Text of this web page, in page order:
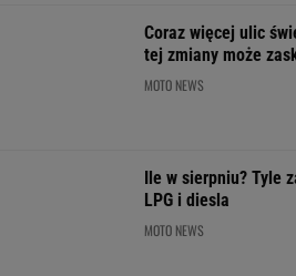
której mało kto używa
PRL-u?
się w 8.